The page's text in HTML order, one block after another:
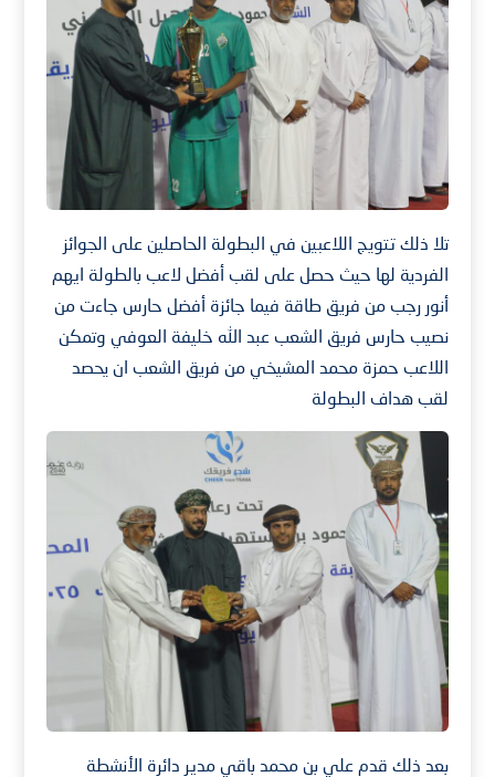
تلا ذلك تتويج اللاعبين في البطولة الحاصلين على الجوائز
الفردية لها حيث حصل على لقب أفضل لاعب بالطولة ايهم
أنور رجب من فريق طاقة فيما جائزة أفضل حارس جاءت من
نصيب حارس فريق الشعب عبد الله خليفة العوفي وتمكن
اللاعب حمزة محمد المشيخي من فريق الشعب ان يحصد
لقب هداف البطولة
بعد ذلك قدم علي بن محمد باقي مدير دائرة الأنشطة